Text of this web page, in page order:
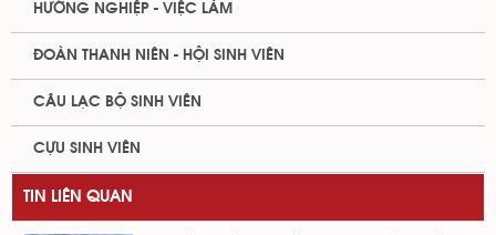
HƯỚNG NGHIỆP - VIỆC LÀM
ĐOÀN THANH NIÊN - HỘI SINH VIÊN
CÂU LẠC BỘ SINH VIÊN
CỰU SINH VIÊN
TIN LIÊN QUAN